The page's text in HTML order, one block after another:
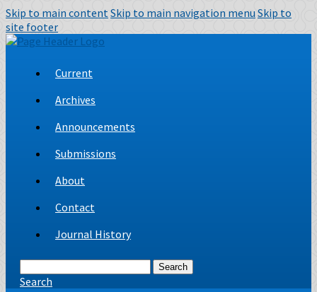
Skip to main contentSkip to main navigation menuSkip to
site footer
Current
Archives
Announcements
Submissions
About
Contact
Journal History
Search
Search